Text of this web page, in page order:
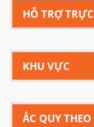
HỖ TRỢ
KHU VỰC
ẮC QUY THEO